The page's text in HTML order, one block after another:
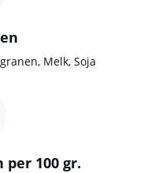
Melk, Soja
per 100 gr.